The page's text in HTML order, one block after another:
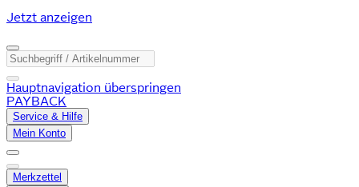
Jetzt anzeigen
Hauptnavigation überspringen
PAYBACK
Service & Hilfe
Mein Konto
Merkzettel